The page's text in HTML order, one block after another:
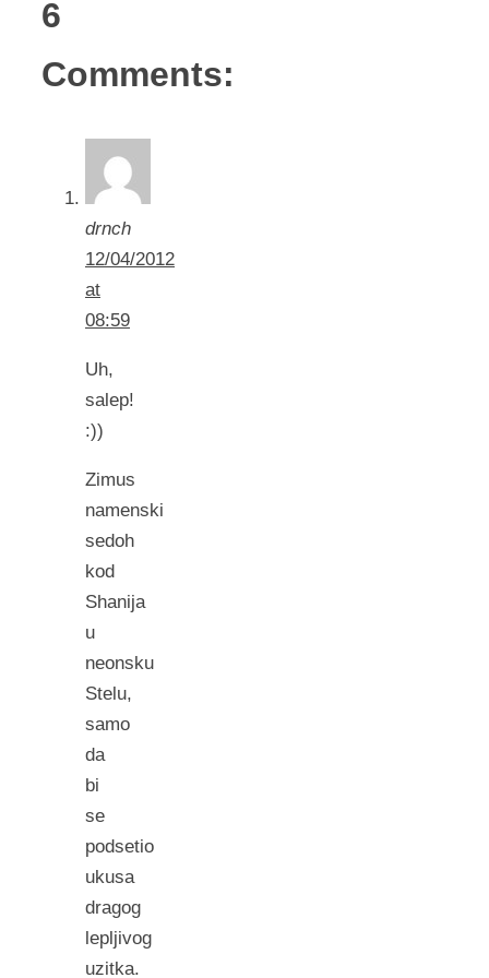
6
Comments:
drnch
12/04/2012
at
08:59
Uh,
salep!
:))
Zimus
namenski
sedoh
kod
Shanija
u
neonsku
Stelu,
samo
da
bi
se
podsetio
ukusa
dragog
lepljivog
uzitka.